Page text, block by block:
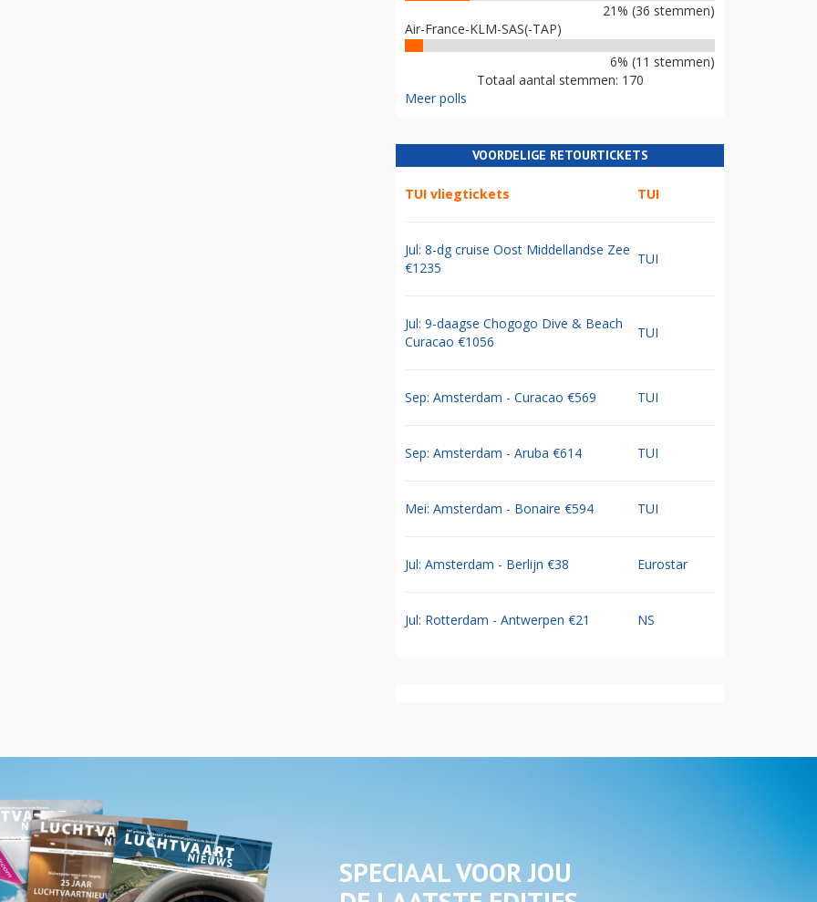
21% (36 stemmen)
Air-France-KLM-SAS(-TAP)
6% (11 stemmen)
Totaal aantal stemmen: 170
Meer polls
VOORDELIGE RETOURTICKETS
TUI vliegtickets TUI
Jul: 8-dg cruise Oost Middellandse Zee
€1235
TUI
Jul: 9-daagse Chogogo Dive & Beach
Curacao €1056
TUI
Sep: Amsterdam - Curacao €569 TUI
Sep: Amsterdam - Aruba €614 TUI
Mei: Amsterdam - Bonaire €594 TUI
Jul: Amsterdam - Berlijn €38 Eurostar
Jul: Rotterdam - Antwerpen €21 NS
SPECIAAL VOOR JOU